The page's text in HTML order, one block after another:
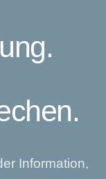
Information,